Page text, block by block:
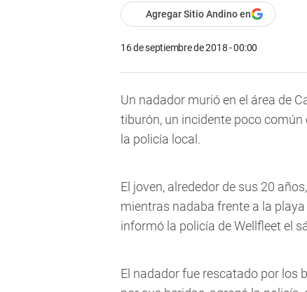
Agregar Sitio Andino en
16 de septiembre de 2018 - 00:00
Un nadador murió en el área de
tiburón, un incidente poco
la policía local.
El joven, alrededor de sus 20
mientras nadaba frente a la
informó la policía de Wellfleet el
El nadador fue rescatado por los